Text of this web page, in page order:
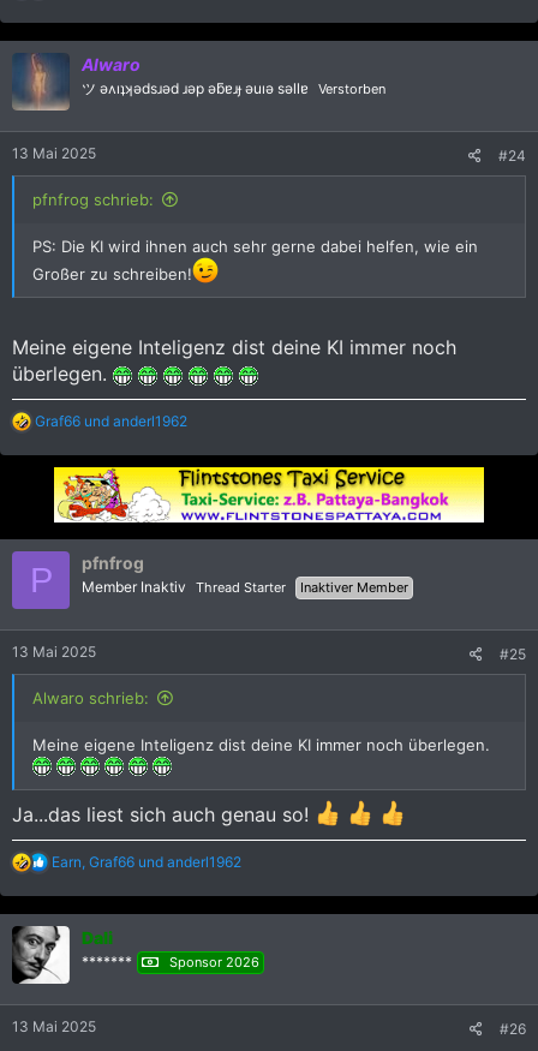
a
k
t
o
n
:
Alwaro
ツ ǝʌıʇʞǝdsɹǝd ɹǝp ǝƃɐɹɟ ǝuıǝ sǝllɐ Verstorben
13 Mai 2025 #24
pfnfrog schrieb:
PS: Die KI wird ihnen auch sehr gerne dabei helfen, wie ein
Großer zu schreiben!
Meine eigene Inteligenz dist deine KI immer noch
überlegen.
R
a
o
n
e
n
:
Graf66 und anderl1962
P pfnfrog
Member Inaktiv Thread Starter Inaktiver Member
13 Mai 2025 #25
Alwaro schrieb:
Meine eigene Inteligenz dist deine KI immer noch überlegen.
Ja...das liest sich auch genau so!
R
a
k
t
i
o
n
Earn, Graf66 und anderl1962
Dali
******* Sponsor 2026
13 Mai 2025 #26